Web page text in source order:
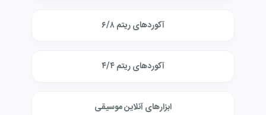
آکوردهای ریتم ۶/۸
آکوردهای ریتم ۴/۴
ابزارهای آنلاین موسیقی